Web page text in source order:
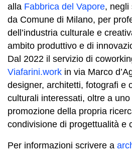
alla Fabbrica del Vapore, negli
da Comune di Milano, per
dell’industria culturale e
ambito produttivo e di
Dal 2022 il servizio di
Viafarini.work in via Marco
designer, architetti, fotografi e
culturali interessati, oltre a
promozione della propria
condivisione di progettualità e
Per informazioni scrivere a